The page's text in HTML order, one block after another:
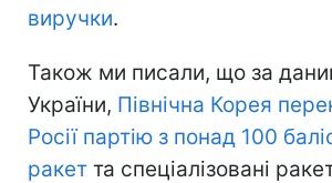
виручки.
Також ми писали, що за
України, Північна Корея
Росії партію з понад 100
ракет та спеціалізовані